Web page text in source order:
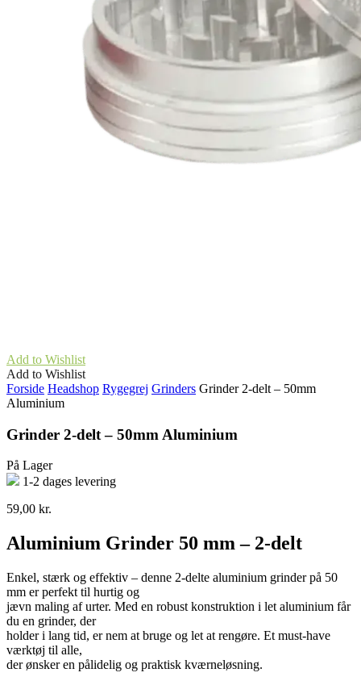
Add to Wishlist
Add to Wishlist
Forside Headshop Rygegrej Grinders Grinder 2-delt – 50mm
Aluminium
Grinder 2-delt – 50mm Aluminium
På Lager
1-2 dages levering
59,00 kr.
Aluminium Grinder 50 mm – 2-delt
Enkel, stærk og effektiv – denne 2-delte aluminium grinder på 50
mm er perfekt til hurtig og
jævn maling af urter. Med en robust konstruktion i let aluminium får
du en grinder, der
holder i lang tid, er nem at bruge og let at rengøre. Et must-have
værktøj til alle,
der ønsker en pålidelig og praktisk kværneløsning.